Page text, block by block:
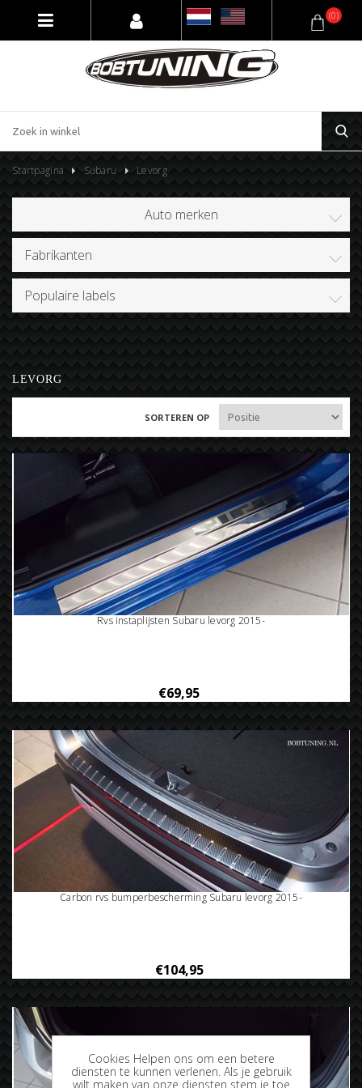
(0)
Startpagina Subaru Levorg
Auto merken
Fabrikanten
Populaire labels
LEVORG
SORTEREN OP
Rvs instaplijsten Subaru levorg 2015-
€69,95
Carbon rvs bumperbescherming Subaru levorg 2015-
€104,95
Cookies Helpen ons om een betere
diensten te kunnen verlenen. Als je gebruik
wilt maken van onze diensten stem je toe